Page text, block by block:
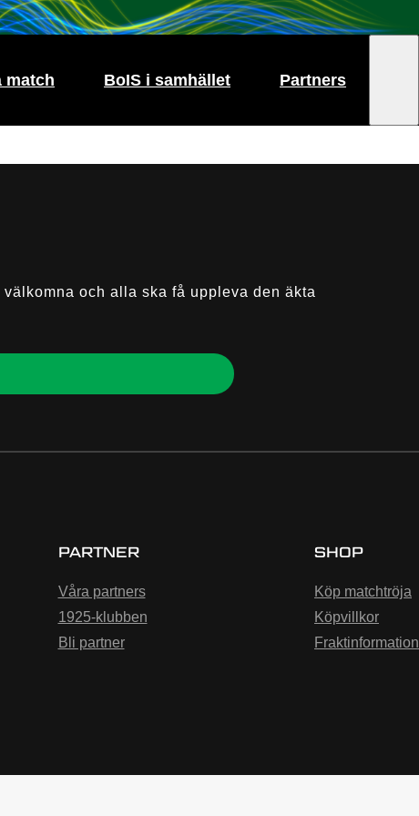
match BoIS i samhället Partners
och alla ska få uppleva den äkta
PARTNER
Våra partners
1925-klubben
Bli partner
SHOP
Köp matchtröja
Köpvillkor
Fraktinformation